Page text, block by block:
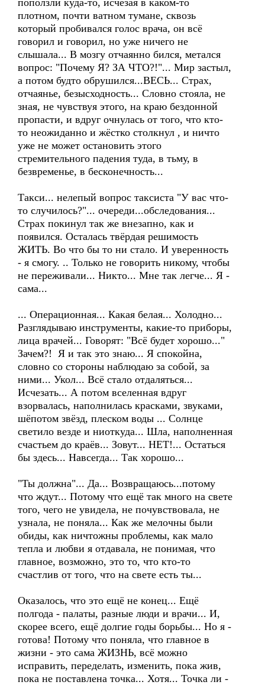
поползли куда-то, исчезая в каком-то
плотном, почти ватном тумане, сквозь
который пробивался голос врача, он всё
говорил и говорил, но уже ничего не
слышала... В мозгу отчаянно бился, метался
вопрос: "Почему Я? ЗА ЧТО?!"... Мир застыл,
а потом будто обрушился...ВЕСЬ... Страх,
отчаянье, безысходность... Словно стояла, не
зная, не чувствуя этого, на краю бездонной
пропасти, и вдруг очнулась от того, что кто-
то неожиданно и жёстко столкнул , и ничто
уже не может остановить этого
стремительного падения туда, в тьму, в
безвременье, в бесконечность...
Такси... нелепый вопрос таксиста "У вас что-
то случилось?"... очереди...обследования...
Страх покинул так же внезапно, как и
появился. Осталась твёрдая решимость
ЖИТЬ. Во что бы то ни стало. И уверенность
- я смогу. .. Только не говорить никому, чтобы
не переживали... Никто... Мне так легче... Я -
сама...
... Операционная... Какая белая... Холодно...
Разглядываю инструменты, какие-то приборы,
лица врачей... Говорят: "Всё будет хорошо..."
Зачем?! Я и так это знаю... Я спокойна,
словно со стороны наблюдаю за собой, за
ними... Укол... Всё стало отдаляться...
Исчезать... А потом вселенная вдруг
взорвалась, наполнилась красками, звуками,
шёпотом звёзд, плеском воды ... Солнце
светило везде и ниоткуда... Шла, наполненная
счастьем до краёв... Зовут... НЕТ!... Остаться
бы здесь... Навсегда... Так хорошо...
"Ты должна"... Да... Возвращаюсь...потому
что ждут... Потому что ещё так много на свете
того, чего не увидела, не почувствовала, не
узнала, не поняла... Как же мелочны были
обиды, как ничтожны проблемы, как мало
тепла и любви я отдавала, не понимая, что
главное, возможно, это то, что кто-то
счастлив от того, что на свете есть ты...
Оказалось, что это ещё не конец... Ещё
полгода - палаты, разные люди и врачи... И,
скорее всего, ещё долгие годы борьбы... Но я -
готова! Потому что поняла, что главное в
жизни - это сама ЖИЗНЬ, всё можно
исправить, переделать, изменить, пока жив,
пока не поставлена точка... Хотя... Точка ли -